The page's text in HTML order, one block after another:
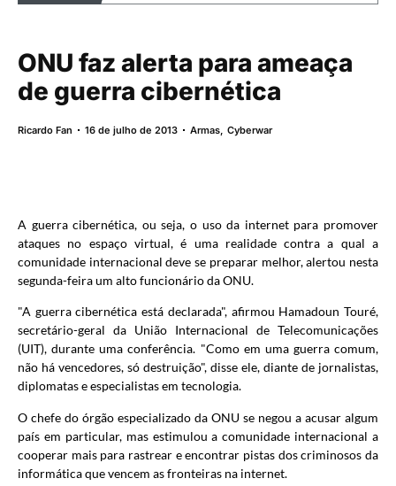
ONU faz alerta para ameaça
de guerra cibernética
Ricardo Fan 16 de julho de 2013 Armas,Cyberwar
A guerra cibernética, ou seja, o uso da internet para promover
ataques no espaço virtual, é uma realidade contra a qual a
comunidade internacional deve se preparar melhor, alertou nesta
segunda-feira um alto funcionário da ONU.
"A guerra cibernética está declarada", afirmou Hamadoun Touré,
secretário-geral da União Internacional de Telecomunicações
(UIT), durante uma conferência. "Como em uma guerra comum,
não há vencedores, só destruição", disse ele, diante de jornalistas,
diplomatas e especialistas em tecnologia.
O chefe do órgão especializado da ONU se negou a acusar algum
país em particular, mas estimulou a comunidade internacional a
cooperar mais para rastrear e encontrar pistas dos criminosos da
informática que vencem as fronteiras na internet.